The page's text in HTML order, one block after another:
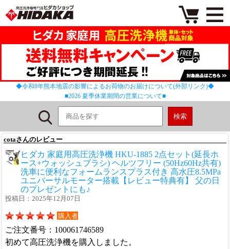
◆令和8年熊本地震の影響によるお荷物のお届けについて(外部リンク)◆
■2026 夏季休業期間の営業について■
cotaさんのレビュー
ヒダカ 家庭用高圧洗浄機 HKU-1885 2点セット(延長ホ
ース+ウォッシュブラシ) ヘルツフリー (50Hz60Hz共有)
洗車に便利なフォームランスプラス付き 高水圧8.5MPa
ユニバーサルモーター搭載【レビュー特典有】 父の日
のプレゼントにも♪
投稿日：2025年12月07日
購入者
ご注文番号：100061746589
初めて高圧洗浄機を購入しました。